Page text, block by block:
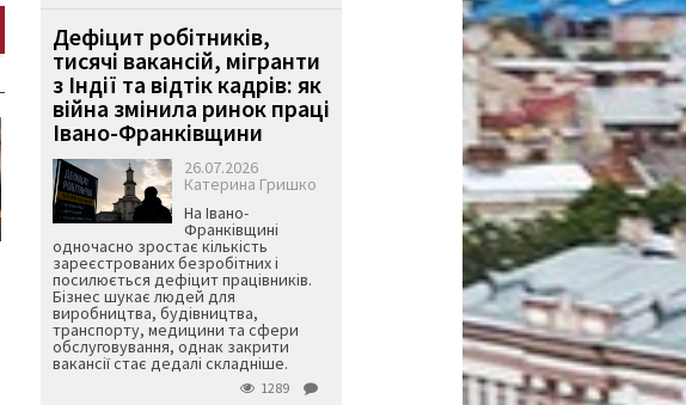
Дефіцит робітників,
тисячі вакансій, мігранти
з Індії та відтік кадрів: як
війна змінила ринок праці
Івано-Франківщини
26.07.2026
Катерина Гришко
На Івано-
Франківщині
одночасно зростає кількість
зареєстрованих безробітних і
посилюється дефіцит працівників.
Бізнес шукає людей для
виробництва, будівництва,
транспорту, медицини та сфери
обслуговування, однак закрити
вакансії стає дедалі складніше.
1289